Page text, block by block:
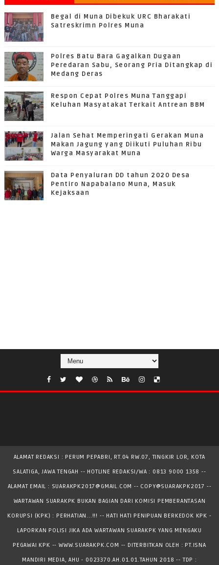
Begal di Muna Dibekuk URC Bharakati
Satreskrimn Polres Muna
Polres Batu Bara Gagalkan Dugaan
Peredaran Sabu, Seorang Pria Ditangkap di
Medang Deras
Respon Cepat Polres Muna Tanggapi
Keluhan Masyatakat Terkait Antrean BBM
Jalan Sehat Memperingati Gerakan Muna
Makan Jagung yang Diikuti Puluhan Ribu
Warga Masyarakat Muna
Data Penyaluran DD tahun 2020 Desa
Pentiro Napabalano Muna, Masuk
Kejaksaan
ALAMAT REDAKSI : PERUM PEPABRI, RT.04 RW.07, TINGKIR LOR, KOTA
SALATIGA, JAWA TENGAH -- HOTLINE REDAKSI/WA : 0813 9000 1358 --
ALAMAT EMAIL : SUARAKPK2017@GMAIL.COM -- COPY@SUARAKPK2017 --
WARTAWAN SUARAKPK BUKAN BAGIAN DARI KOMISI PEMBERANTASAN
KORUPSI (KPK) : PERHATIAN...!!! -- HATI HATI PENIPUAN BERKEDOK KPK -
LAPORKAN POLISI JIKA ADA WARTAWAN SUARAKPK YANG MENGAKU
PEGAWAI KPK --WWW.SUARAKPK.COM -- DITERBITKAN OLEH : PT.ISNA
MANDIRI MEDIA, AHU - 0023370.AH.01.01.TAHUN 2018 -- TDP :